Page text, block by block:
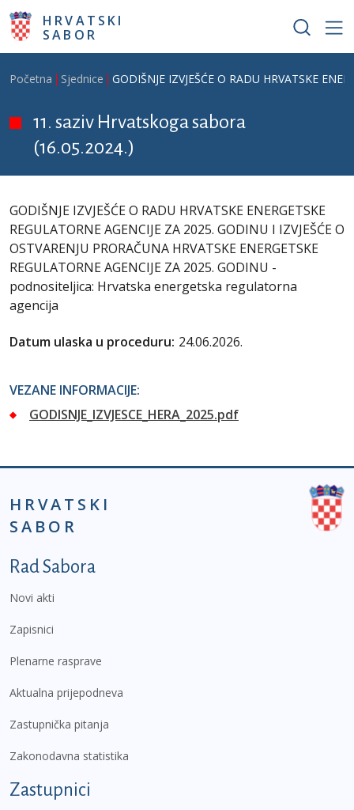
Skoči na glavni sadržaj
HRVATSKI
SABOR
Breadcrumb
Početna Sjednice GODIŠNJE IZVJEŠĆE O RADU HRVATSKE
11. saziv Hrvatskoga sabora
(16.05.2024.)
GODIŠNJE IZVJEŠĆE O RADU HRVATSKE ENERGETSKE
REGULATORNE AGENCIJE ZA 2025. GODINU I IZVJEŠĆE O
OSTVARENJU PRORAČUNA HRVATSKE ENERGETSKE
REGULATORNE AGENCIJE ZA 2025. GODINU -
podnositeljica: Hrvatska energetska regulatorna
agencija
Datum ulaska u proceduru: 24.06.2026.
VEZANE INFORMACIJE:
GODISNJE_IZVJESCE_HERA_2025.pdf
HRVATSKI
SABOR
Podnožje prvi izbornik
Rad Sabora
Novi akti
Zapisnici
Plenarne rasprave
Aktualna prijepodneva
Zastupnička pitanja
Zakonodavna statistika
Zastupnici